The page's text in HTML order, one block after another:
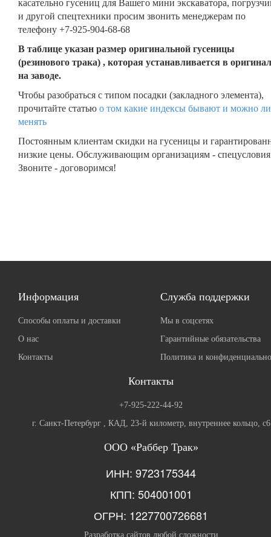
касательно гусениц для Вашего мини экскаватора,
и другой спецтехники просим звонить менеджерам по
телефону +7-925-904-68-68
В таблице указан размер оригинальной гусеницы
(резинового трака) , которая устанавливается в
на заводе.
Чтобы разобраться с типом посадки (закладного элемента),
прочитайте статью о том какие индексы бывают и можно
менять
Постоянным клиентам скидки на гусеницы и
низкие цены. Обслуживающим организациям -
Звоните - договоримся!
Информация
Способы оплаты и доставки
О нас
Контакты
Служба поддержки
Мы в соцсетях
Гарантийные обязательства
Политика и
Контакты
+7-925-222-44-92
г. Санкт-Петербург , КАД, 23-й километр, внутреннее кольцо, с6
ООО «Раббер Трак»
ИНН: 9723175344
КПП: 504001001
ОГРН: 1227700726681
Разработка сайтов любой сложности